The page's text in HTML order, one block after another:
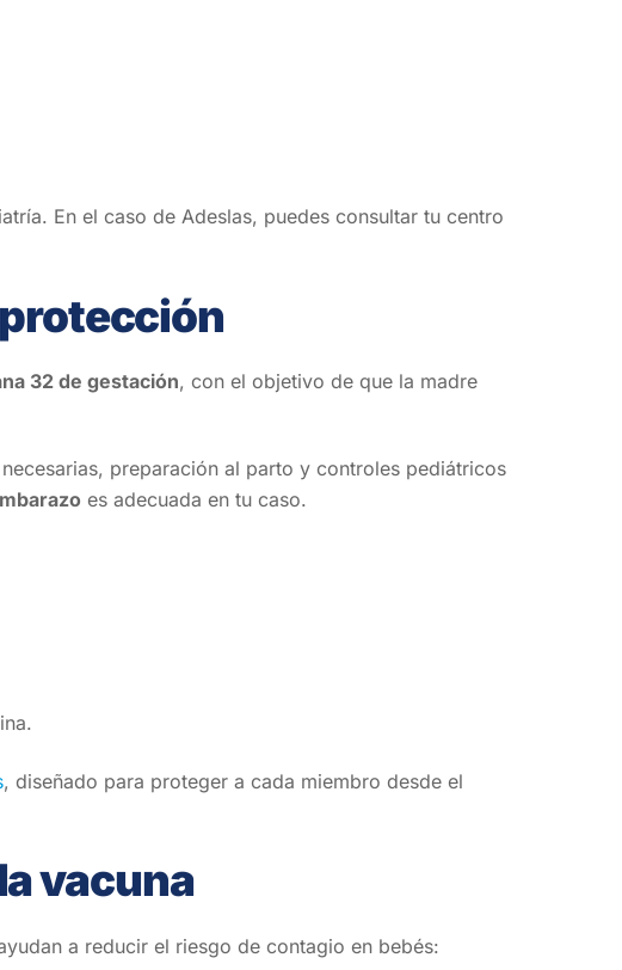
En el caso de Adeslas, puedes consultar tu centro
32 de gestación, con el objetivo de que la madre
preparación al parto y controles pediátricos
es adecuada en tu caso.
, diseñado para proteger a cada miembro desde el
vacuna
a reducir el riesgo de contagio en bebés: